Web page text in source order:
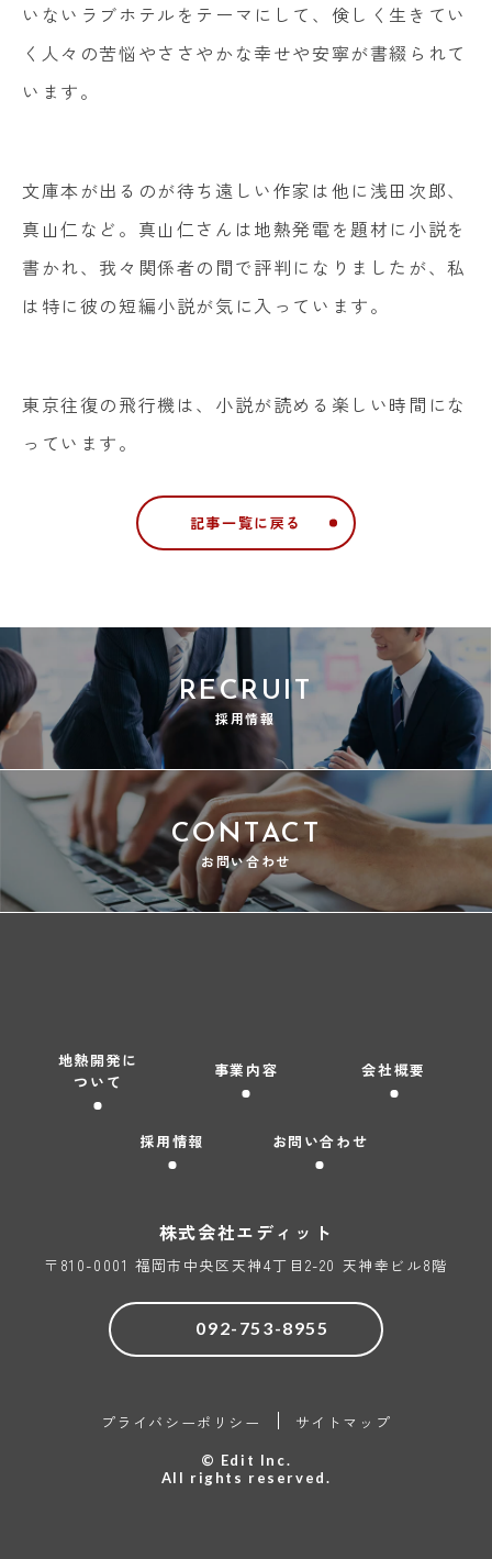
いないラブホテルをテーマにして、倹しく生きてい
く人々の苦悩やささやかな幸せや安寧が書綴られて
います。
文庫本が出るのが待ち遠しい作家は他に浅田次郎、
真山仁など。真山仁さんは地熱発電を題材に小説を
書かれ、我々関係者の間で評判になりましたが、私
は特に彼の短編小説が気に入っています。
東京往復の飛行機は、小説が読める楽しい時間にな
っています。
記事一覧に戻る
RECRUIT
採用情報
CONTACT
お問い合わせ
地熱開発に
ついて
事業内容 会社概要
採用情報 お問い合わせ
株式会社エディット
〒810-0001 福岡市中央区天神4丁目2-20 天神幸ビル8階
092-753-8955
プライバシーポリシー サイトマップ
© Edit Inc.
All rights reserved.